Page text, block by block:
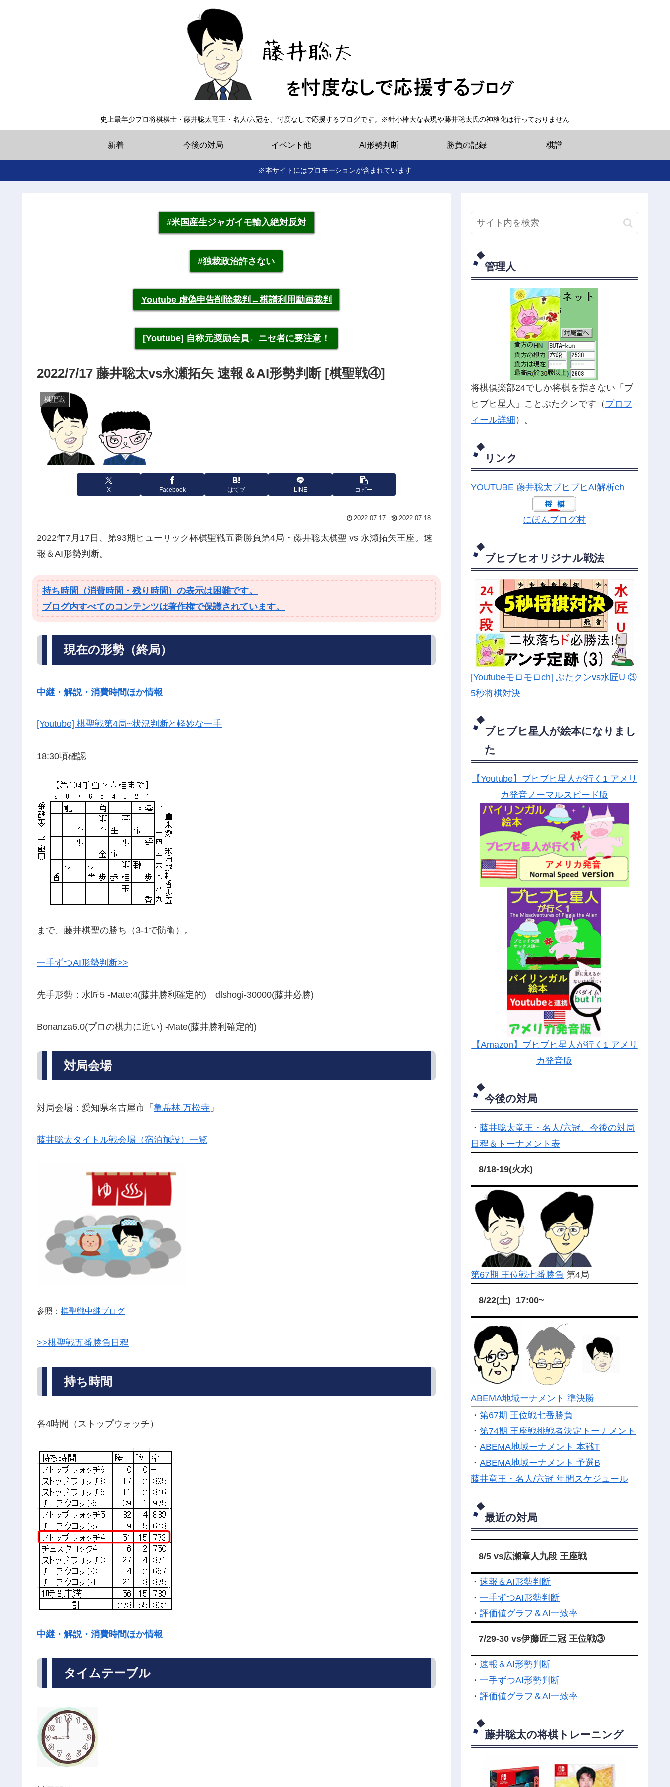
史上最年少プロ将棋棋士・藤井聡太竜王・名人/六冠を、忖度なしで応援するブログです。※針小棒大な表現や藤井聡太氏の神格化は行っておりません
新着 今後の対局 イベント他 AI形勢判断 勝負の記録 棋譜
※本サイトにはプロモーションが含まれています
#米国産生ジャガイモ輸入絶対反対
#独裁政治許さない
Youtube 虚偽申告削除裁判←棋譜利用動画裁判
[Youtube] 自称元奨励会員←ニセ者に要注意！
2022/7/17 藤井聡太vs永瀬拓矢 速報＆AI形勢判断 [棋聖戦④]
棋聖戦
X Facebook はてブ LINE コピー
2022.07.17 2022.07.18
2022年7月17日、第93期ヒューリック杯棋聖戦五番勝負第4局・藤井聡太棋聖 vs 永瀬拓矢王座。速
報＆AI形勢判断。
持ち時間（消費時間・残り時間）の表示は困難です。
ブログ内すべてのコンテンツは著作権で保護されています。
現在の形勢（終局）
中継・解説・消費時間ほか情報
[Youtube] 棋聖戦第4局~状況判断と軽妙な一手
18:30頃確認
まで、藤井棋聖の勝ち（3-1で防衛）。
一手ずつAI形勢判断>>
先手形勢：水匠5 -Mate:4(藤井勝利確定的) dlshogi-30000(藤井必勝)
Bonanza6.0(プロの棋力に近い) -Mate(藤井勝利確定的)
対局会場
対局会場：愛知県名古屋市「 亀岳林 万松寺 」
藤井聡太タイトル戦会場（宿泊施設）一覧
参照： 棋聖戦中継ブログ
>>棋聖戦五番勝負日程
持ち時間
各4時間（ストップウォッチ）
中継・解説・消費時間ほか情報
タイムテーブル
管理人
将棋倶楽部24でしか将棋を指さない「ブ
ヒブヒ星人」ことぶたクンです（ プロフ
ィール詳細 ）。
リンク
YOUTUBE 藤井聡太ブヒブヒAI解析ch
にほんブログ村
ブヒブヒオリジナル戦法
[Youtubeモロモロch] ぶたクンvs水匠U ③
5秒将棋対決
ブヒブヒ星人が絵本になりまし
た
【Youtube】ブヒブヒ星人が行く1 アメリ
カ発音ノーマルスピード版
【Amazon】ブヒブヒ星人が行く1 アメリ
カ発音版
今後の対局
・ 藤井聡太竜王・名人/六冠、今後の対局
日程＆トーナメント表
8/18-19(火水)
第67期 王位戦七番勝負 第4局
8/22(土) 17:00~
ABEMA地域ーナメント 準決勝
・ 第67期 王位戦七番勝負
・ 第74期 王座戦挑戦者決定トーナメント
・ ABEMA地域ーナメント 本戦T
・ ABEMA地域ーナメント 予選B
藤井竜王・名人/六冠 年間スケジュール
最近の対局
8/5 vs広瀬章人九段 王座戦
・ 速報＆AI形勢判断
・ 一手ずつAI形勢判断
・ 評価値グラフ＆AI一致率
7/29-30 vs伊藤匠二冠 王位戦③
・ 速報＆AI形勢判断
・ 一手ずつAI形勢判断
・ 評価値グラフ＆AI一致率
藤井聡太の将棋トレーニング